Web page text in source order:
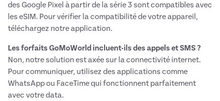
des Google Pixel à partir de la série 3 sont compatibles avec
les eSIM. Pour vérifier la compatibilité de votre appareil,
téléchargez notre application.
Les forfaits GoMoWorld incluent-ils des appels et SMS ?
Non, notre solution est axée sur la connectivité internet.
Pour communiquer, utilisez des applications comme
WhatsApp ou FaceTime qui fonctionnent parfaitement
avec votre data.